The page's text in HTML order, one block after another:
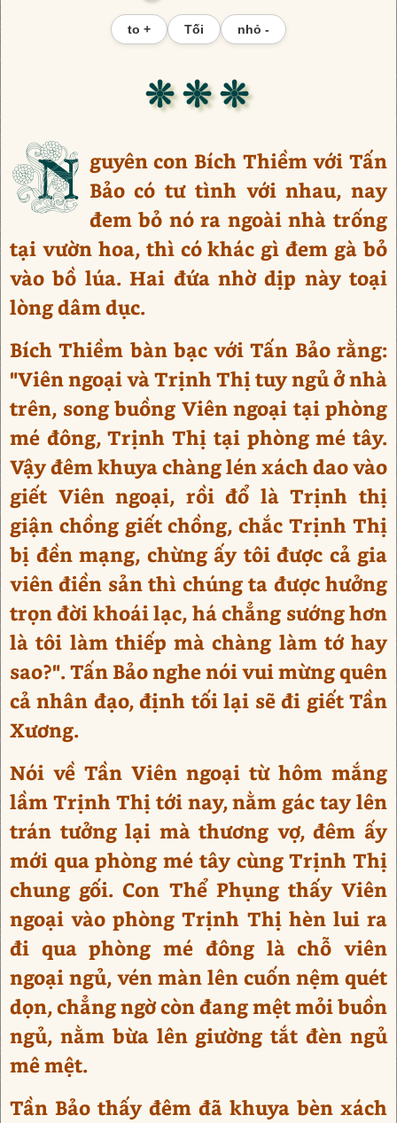
to + Tối nhỏ -
❊ ❊ ❊
N guyên con Bích Thiềm với Tấn
Bảo có tư tình với nhau, nay
đem bỏ nó ra ngoài nhà trống
tại vườn hoa, thì có khác gì đem gà bỏ
vào bồ lúa. Hai đứa nhờ dịp này toại
lòng dâm dục.
Bích Thiềm bàn bạc với Tấn Bảo rằng:
"Viên ngoại và Trịnh Thị tuy ngủ ở nhà
trên, song buồng Viên ngoại tại phòng
mé đông, Trịnh Thị tại phòng mé tây.
Vậy đêm khuya chàng lén xách dao vào
giết Viên ngoại, rồi đổ là Trịnh thị
giận chồng giết chồng, chắc Trịnh Thị
bị đền mạng, chừng ấy tôi được cả gia
viên điền sản thì chúng ta được hưởng
trọn đời khoái lạc, há chẳng sướng hơn
là tôi làm thiếp mà chàng làm tớ hay
sao?". Tấn Bảo nghe nói vui mừng quên
cả nhân đạo, định tối lại sẽ đi giết Tần
Xương.
Nói về Tần Viên ngoại từ hôm mắng
lầm Trịnh Thị tới nay, nằm gác tay lên
trán tưởng lại mà thương vợ, đêm ấy
mới qua phòng mé tây cùng Trịnh Thị
chung gối. Con Thể Phụng thấy Viên
ngoại vào phòng Trịnh Thị hèn lui ra
đi qua phòng mé đông là chỗ viên
ngoại ngủ, vén màn lên cuốn nệm quét
dọn, chẳng ngờ còn đang mệt mỏi buồn
ngủ, nằm bừa lên giường tắt đèn ngủ
mê mệt.
Tần Bảo thấy đêm đã khuya bèn xách